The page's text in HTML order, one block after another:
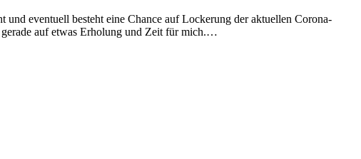
eventuell besteht eine Chance auf Lockerung der aktuellen Corona-
auf etwas Erholung und Zeit für mich.…